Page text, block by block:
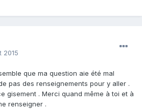
2015
que ma question aie été mal
pas des renseignements pour y aller .
gisement . Merci quand même à toi et à
renseigner .